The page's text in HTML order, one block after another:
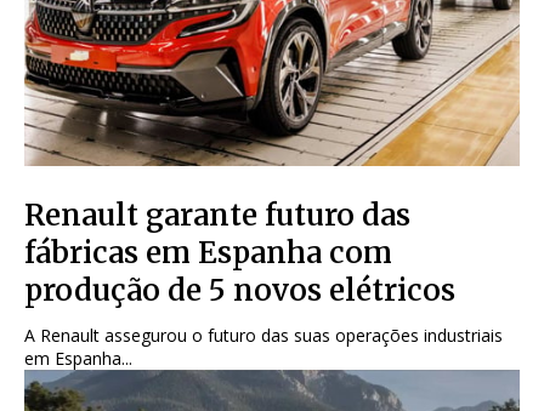
Renault garante futuro das
fábricas em Espanha com
produção de 5 novos elétricos
A Renault assegurou o futuro das suas operações industriais
em Espanha...